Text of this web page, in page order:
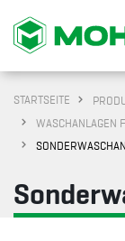
STARTSEITE
WASCHANLAGEN